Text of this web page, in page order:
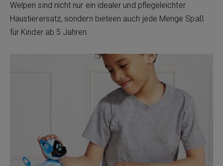
Welpen sind nicht nur ein idealer und pflegeleichter
Haustierersatz, sondern bieteen auch jede Menge Spaß
für Kinder ab 5 Jahren.